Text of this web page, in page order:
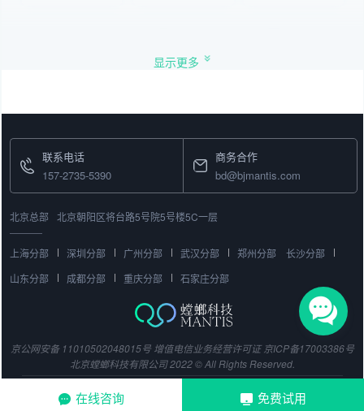
在线咨询 免费试用
显示更多
联系电话
157-2735-5390
商务合作
bd@bjmantis.com
北京总部 北京朝阳区将台路5号院5号楼5C一层
上海分部 深圳分部 广州分部 武汉分部 郑州分部
长沙分部
山东分部
成都分部 重庆分部 石家庄分部
京公网安备 11010502048015号 增值电信业务经营许可证 京ICP备17003386号
北京螳螂科技有限公司 2022 © All Rights Reserved.